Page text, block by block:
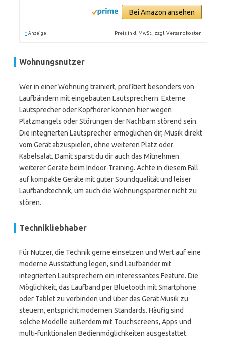
Bei Amazon ansehen
* Anzeige Preis inkl. MwSt., zzgl. Versandkosten
Wohnungsnutzer
Wer in einer Wohnung trainiert, profitiert besonders von
Laufbändern mit eingebauten Lautsprechern. Externe
Lautsprecher oder Kopfhörer können hier wegen
Platzmangels oder Störungen der Nachbarn störend sein.
Die integrierten Lautsprecher ermöglichen dir, Musik direkt
vom Gerät abzuspielen, ohne weiteren Platz oder
Kabelsalat. Damit sparst du dir auch das Mitnehmen
weiterer Geräte beim Indoor-Training. Achte in diesem Fall
auf kompakte Geräte mit guter Soundqualität und leiser
Laufbandtechnik, um auch die Wohnungspartner nicht zu
stören.
Technikliebhaber
Für Nutzer, die Technik gerne einsetzen und Wert auf eine
moderne Ausstattung legen, sind Laufbänder mit
integrierten Lautsprechern ein interessantes Feature. Die
Möglichkeit, das Laufband per Bluetooth mit Smartphone
oder Tablet zu verbinden und über das Gerät Musik zu
steuern, entspricht modernen Standards. Häufig sind
solche Modelle außerdem mit Touchscreens, Apps und
multi-funktionalen Bedienmöglichkeiten ausgestattet.